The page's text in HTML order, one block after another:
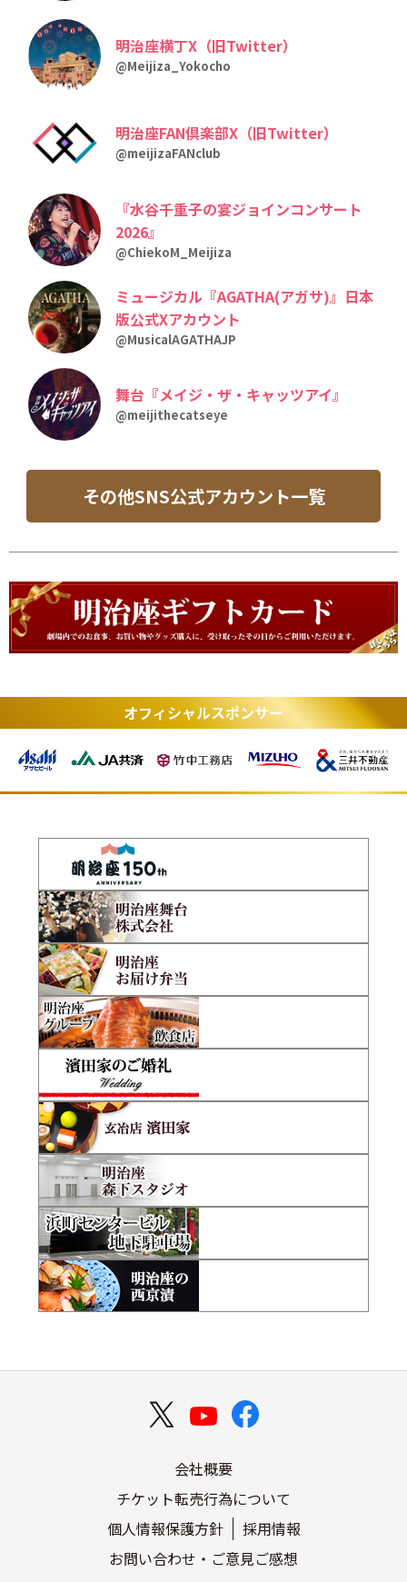
明治座横丁X（旧Twitter）
@Meijiza_Yokocho
明治座FAN倶楽部X（旧Twitter）
@meijizaFANclub
『水谷千重子の宴ジョインコンサート
2026』
@ChiekoM_Meijiza
ミュージカル『AGATHA(アガサ)』日本
版公式Xアカウント
@MusicalAGATHAJP
舞台『メイジ・ザ・キャッツアイ』
@meijithecatseye
その他SNS公式アカウント一覧
オフィシャルスポンサー
会社概要
チケット転売行為について
個人情報保護方針
採用情報
お問い合わせ・ご意見ご感想